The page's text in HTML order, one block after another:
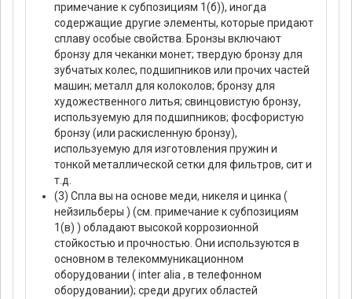
примечание к субпозициям 1(б)), иногда
содержащие другие элементы, которые придают
сплаву особые свойства. Бронзы включают
бронзу для чеканки монет; твердую бронзу для
зубчатых колес, подшипников или прочих частей
машин; металл для колоколов; бронзу для
художественного литья; свинцовистую бронзу,
используемую для подшипников; фосфористую
бронзу (или раскисленную бронзу),
используемую для изготовления пружин и
тонкой металлической сетки для фильтров, сит и
т.д.
(3) Спла вы на основе меди, никеля и цинка (
нейзильберы ) (см. примечание к субпозициям
1(в) ) обладают высокой коррозионной
стойкостью и прочностью. Они используются в
основном в телекоммуникационном
оборудовании ( inter alia , в телефонном
оборудовании); среди других областей